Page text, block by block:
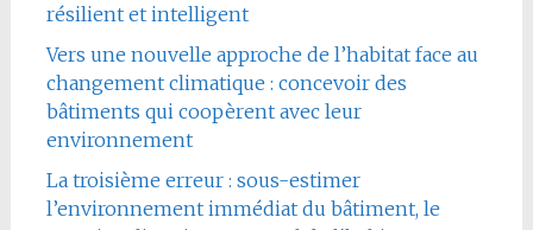
résilient et intelligent
Vers une nouvelle approche de l’habitat face au
changement climatique : concevoir des
bâtiments qui coopèrent avec leur
environnement
La troisième erreur : sous-estimer
l’environnement immédiat du bâtiment, le